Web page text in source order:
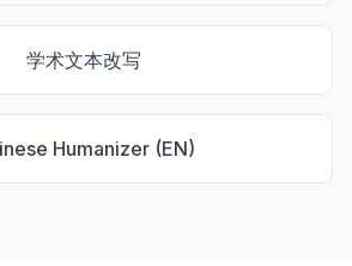
学术文本改写
Humanizer (EN)